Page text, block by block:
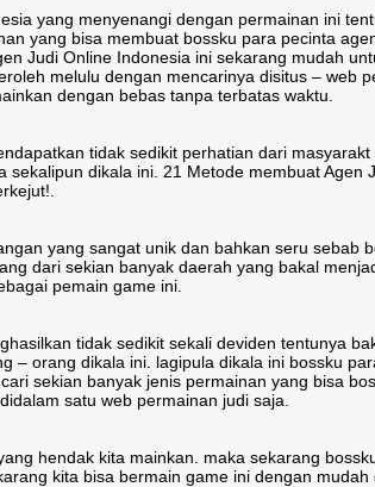
yang menyenangi dengan permainan ini
yang bisa membuat bossku para pecinta
Judi Online Indonesia ini sekarang mudah
melulu dengan mencarinya disitus – web
dengan bebas tanpa terbatas waktu.
tidak sedikit perhatian dari
dikala ini. 21 Metode membuat Agen
yang sangat unik dan bahkan seru sebab
dari sekian banyak daerah yang bakal
pemain game ini.
tidak sedikit sekali deviden tentunya
– orang dikala ini. lagipula dikala ini bossku
sekian banyak jenis permainan yang bisa
satu web permainan judi saja.
hendak kita mainkan. maka sekarang
kita bisa bermain game ini dengan mudah